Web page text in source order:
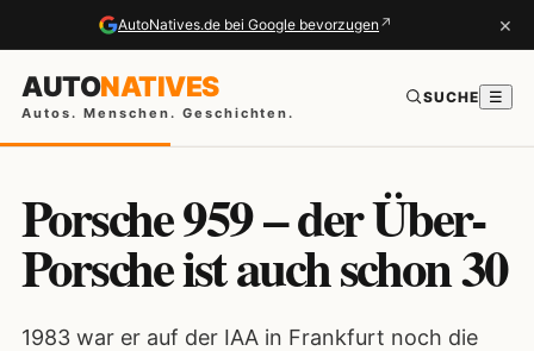
AutoNatives.de bei Google bevorzugen ↗ ×
AUTONATIVES
Autos. Menschen. Geschichten.
SUCHE ☰
Porsche 959 – der Über-
Porsche ist auch schon 30
1983 war er auf der IAA in Frankfurt noch die